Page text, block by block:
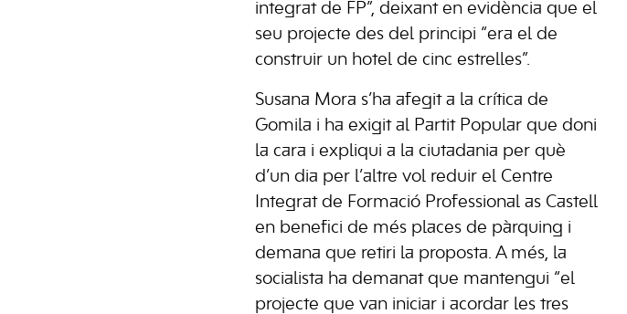
integrat de FP”, deixant en evidència que el
seu projecte des del principi “era el de
construir un hotel de cinc estrelles”.
Susana Mora s’ha afegit a la crítica de
Gomila i ha exigit al Partit Popular que doni
la cara i expliqui a la ciutadania per què
d’un dia per l’altre vol reduir el Centre
Integrat de Formació Professional as Castell
en benefici de més places de pàrquing i
demana que retiri la proposta. A més, la
socialista ha demanat que mantengui “el
projecte que van iniciar i acordar les tres